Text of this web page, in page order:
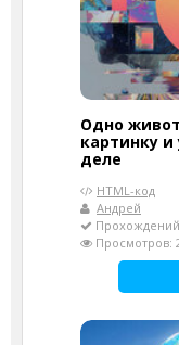
Одно
картинку
деле
HTML-код
Андрей
Просмотров: